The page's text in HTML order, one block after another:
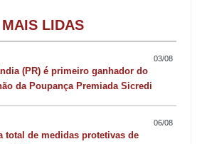
MAIS LIDAS
03/08
(PR) é primeiro ganhador do
da Poupança Premiada Sicredi
06/08
total de medidas protetivas de